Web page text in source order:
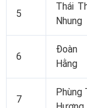
5
Thái
Nhung
6
Hằng
7
Phùng